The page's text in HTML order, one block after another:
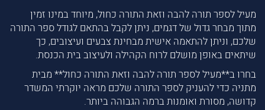
מעיל לספר תורה להבה וזאת התורה כחול, מיוחד במינו זמין
מתוך מבחר גדול של דגמים, ניתן לקבל בהתאם לגודל ספר התורה
שלכם, וניתן להתאמה אישית מבחינת צבעים ועיצובים, כך
שיתאים באופן מושלם לרוח הקהילה ולעיצוב בית הכנסת.
בחרו ב**מעיל לספר תורה להבה וזאת התורה כחול** מבית
מתניה כדי להעניק לספר התורה שלכם מראה יוקרתי המשדר
קדושה, מסורת ואומנות ברמה הגבוהה ביותר.